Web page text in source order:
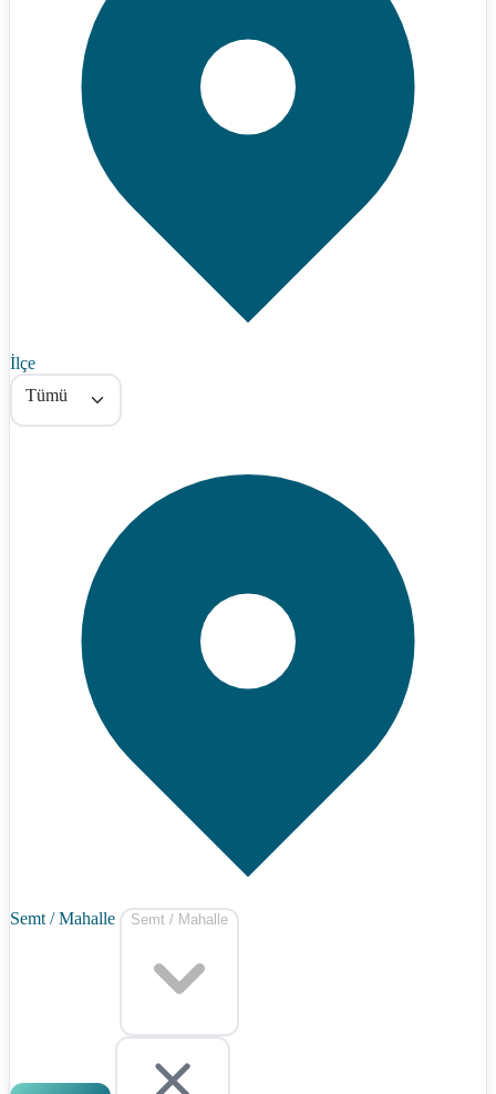
İlçe
Tümü
Semt / Mahalle Semt / Mahalle